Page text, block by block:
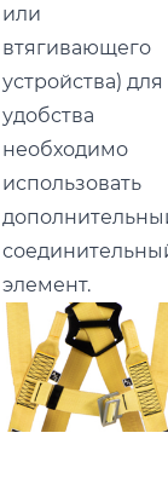
или
втягивающего
устройства) для
удобства
необходимо
использовать
элемент.